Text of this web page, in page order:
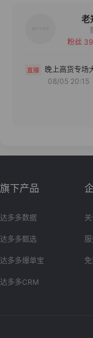
老
粉丝
晚上高货专场
08/05 20:15
旗下产品
达多多数据
达多多甄选
达多多爆单宝
达多多CRM
关